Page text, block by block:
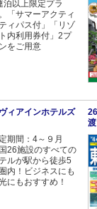
泊以上限定プラ
「サマーアクティ
ィパス付」「リゾ
内利用券付」2プ
をご用意
ィアインホテルズ
渡
期間：4～９月
26施設のすべての
ルが駅から徒歩5
内！ビジネスにも
にもおすすめ！